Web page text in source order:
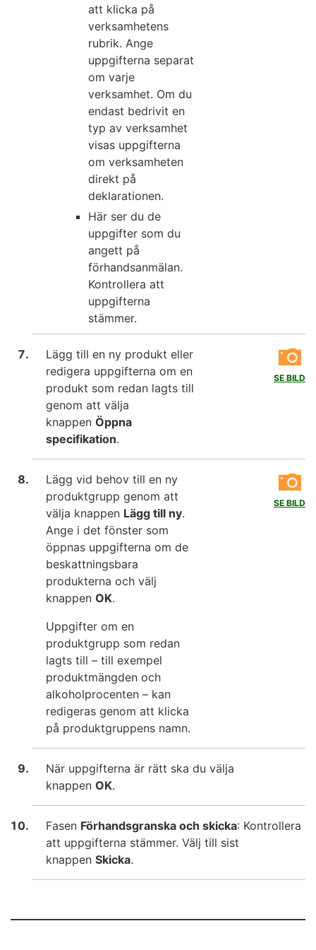
att klicka på
verksamhetens
rubrik. Ange
uppgifterna separat
om varje
verksamhet. Om du
endast bedrivit en
typ av verksamhet
visas uppgifterna
om verksamheten
direkt på
deklarationen.
Här ser du de
uppgifter som du
angett på
förhandsanmälan.
Kontrollera att
uppgifterna
stämmer.
SE BILD
Lägg till en ny produkt eller
redigera uppgifterna om en
produkt som redan lagts till
genom att välja
knappen Öppna
specifikation.
SE BILD
Lägg vid behov till en ny
produktgrupp genom att
välja knappen Lägg till ny.
Ange i det fönster som
öppnas uppgifterna om de
beskattningsbara
produkterna och välj
knappen OK.
Uppgifter om en
produktgrupp som redan
lagts till – till exempel
produktmängden och
alkoholprocenten – kan
redigeras genom att klicka
på produktgruppens namn.
När uppgifterna är rätt ska du välja
knappen OK.
Fasen Förhandsgranska och skicka: Kontrollera
att uppgifterna stämmer. Välj till sist
knappen Skicka.